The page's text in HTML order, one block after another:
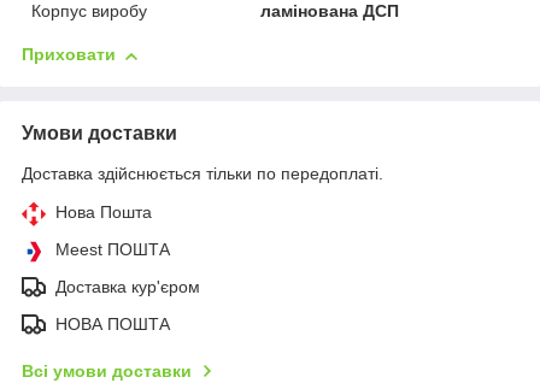
Корпус виробу
ламінована ДСП
Приховати
Умови доставки
Доставка здійснюється тільки по передоплаті.
Нова Пошта
Meest ПОШТА
Доставка кур'єром
НОВА ПОШТА
Всі умови доставки